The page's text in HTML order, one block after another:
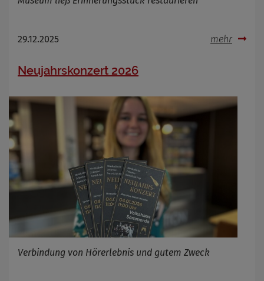
29.12.2025 mehr
Neujahrskonzert 2026
Verbindung von Hörerlebnis und gutem Zweck